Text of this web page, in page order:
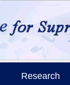
Research